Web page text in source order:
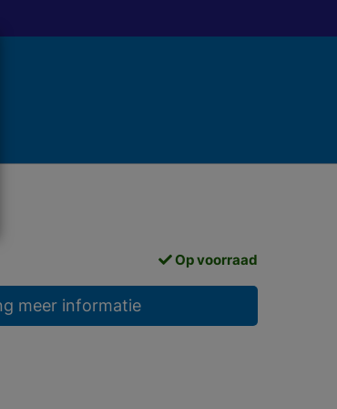
Op voorraad
meer informatie